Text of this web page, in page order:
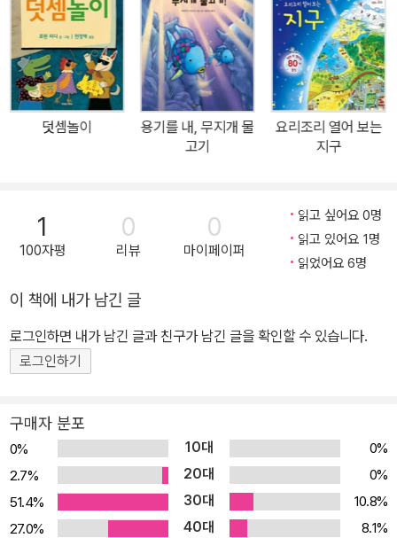
소방관 아저씨가 잠에서 깨 일어났지만, 하루 내내 바빴던 피포는 새
근새근 잠이 들었답니다. <피포는 바빠!>는 귀여운 소방차를 의인화
시켜 소방관 아저씨들의 고마움을 소개하는 그림책이에요. 소방관 아
저씨들은 불을 끄는 일 이외에도 참 여러 일들을 해요. 늘 바쁘게 움직
이다보니 늘 잠이 모자라지요. 그림책을 통해 우리의 안전을 책임져
주는 소방관 아저씨에 대한 고마움을 다시 되새겨 보고, 위험에 처하
위해 일하는 고마운 분들이 많아요. 경찰관 아저씨, 소방관 아저씨, 청
소부 아저씨 등이 있어요. 그리고 이런 분들의 희생과 고마운 마음을
담은 그림책도 참 많지요. <피포는 바빠!>도 고마운 소방관 아저씨의
는 쿨쿨 잠만 자는 모습으로, 대신 소방차 피포가 사람들을 돕는다는
설정으로 만들었어요. 소방차 피포는 불을 끄는 일 이외에도 사소한
안전 문제가 있으면 어디든 달려가 도와준다는 내용이지요. ‘119’만
림책 말미에 소방차 피포는 피곤해서 잠이 들어요. 낮잠을 잔 소방관
아저씨가 일어났으니까 위험에 빠진 사람들을 도울 수 있을 거예요.
하지만 작가는 단지 그런 의도로만 결말을 지은 게 아니랍니다. 날쌘
소방차 피포가 없으면 소방관 아저씨가 도와주러 오는 데 무척 오랜
시간이 걸릴 거예요. 그렇다면 어떡해야 할까요? 작가는 결말에 일부
덧셈놀이
용기를 내, 무지개 물
고기
요리조리 열어 보는
지구
1
100자평
0
리뷰
0
마이페이퍼
읽고 싶어요 0명
읽고 있어요 1명
읽었어요 6명
이 책에 내가 남긴 글
로그인하면 내가 남긴 글과 친구가 남긴 글을 확인할 수 있습니다.
로그인하기
구매자 분포
0% 10대
0%
2.7%
20대
0%
51.4%
30대
10.8%
27.0%
40대 8.1%